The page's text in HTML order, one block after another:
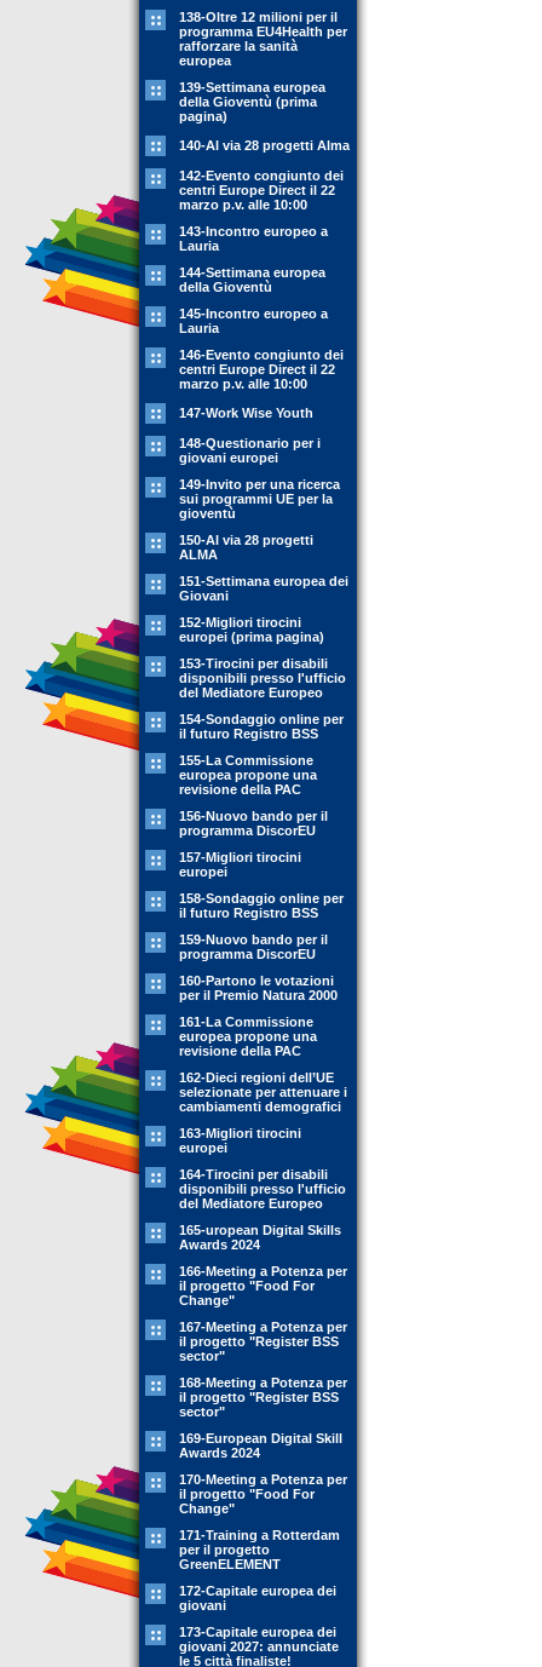
138-Oltre 12 milioni per il
programma EU4Health per
rafforzare la sanità
europea
139-Settimana europea
della Gioventù (prima
pagina)
140-Al via 28 progetti Alma
142-Evento congiunto dei
centri Europe Direct il 22
marzo p.v. alle 10:00
143-Incontro europeo a
Lauria
144-Settimana europea
della Gioventù
145-Incontro europeo a
Lauria
146-Evento congiunto dei
centri Europe Direct il 22
marzo p.v. alle 10:00
147-Work Wise Youth
148-Questionario per i
giovani europei
149-Invito per una ricerca
sui programmi UE per la
gioventù
150-Al via 28 progetti
ALMA
151-Settimana europea dei
Giovani
152-Migliori tirocini
europei (prima pagina)
153-Tirocini per disabili
disponibili presso l'ufficio
del Mediatore Europeo
154-Sondaggio online per
il futuro Registro BSS
155-La Commissione
europea propone una
revisione della PAC
156-Nuovo bando per il
programma DiscorEU
157-Migliori tirocini
europei
158-Sondaggio online per
il futuro Registro BSS
159-Nuovo bando per il
programma DiscorEU
160-Partono le votazioni
per il Premio Natura 2000
161-La Commissione
europea propone una
revisione della PAC
162-Dieci regioni dell’UE
selezionate per attenuare i
cambiamenti demografici
163-Migliori tirocini
europei
164-Tirocini per disabili
disponibili presso l'ufficio
del Mediatore Europeo
165-uropean Digital Skills
Awards 2024
166-Meeting a Potenza per
il progetto "Food For
Change"
167-Meeting a Potenza per
il progetto "Register BSS
sector"
168-Meeting a Potenza per
il progetto "Register BSS
sector"
169-European Digital Skill
Awards 2024
170-Meeting a Potenza per
il progetto "Food For
Change"
171-Training a Rotterdam
per il progetto
GreenELEMENT
172-Capitale europea dei
giovani
173-Capitale europea dei
giovani 2027: annunciate
le 5 città finaliste!